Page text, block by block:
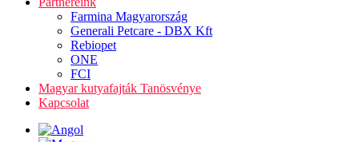
Farmina Magyarország
Generali Petcare - DBX Kft
Rebiopet
ONE
FCI
Magyar kutyafajták Tanösvénye
Kapcsolat